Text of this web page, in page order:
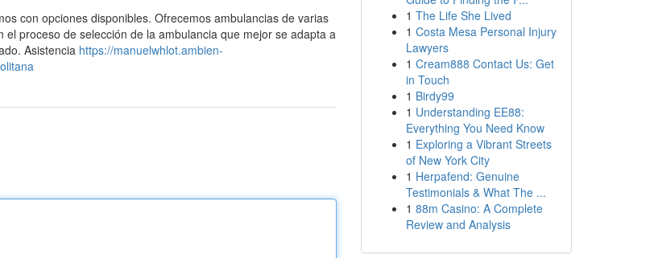
con opciones disponibles. Ofrecemos ambulancias de varias
proceso de selección de la ambulancia que mejor se adapta a
Asistencia https://manuelwhlot.ambien-
1 The Life She Lived
1 Costa Mesa Personal Injury
Lawyers
1 Cream888 Contact Us: Get
in Touch
1 Birdy99
1 Understanding EE88:
Everything You Need Know
1 Exploring a Vibrant Streets
of New York City
1 Herpafend: Genuine
Testimonials & What The ...
1 88m Casino: A Complete
Review and Analysis